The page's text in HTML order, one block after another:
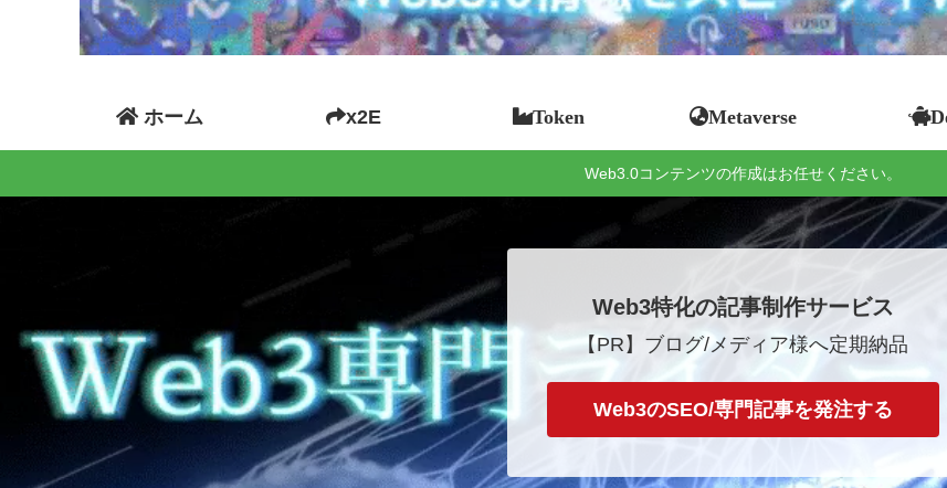
ホーム x2E Token Metaverse
Web3.0コンテンツの作成はお任せください。
Web3特化の記事制作サービス
【PR】ブログ/メディア様へ定期納品
Web3のSEO/専門記事を発注する